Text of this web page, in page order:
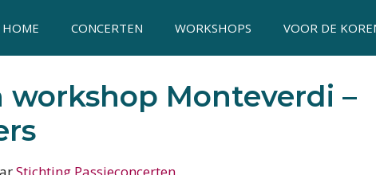
HOME CONCERTEN WORKSHOPS VOOR DE
workshop Monteverdi –